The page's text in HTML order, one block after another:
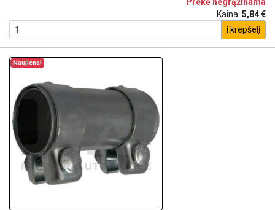
Kaina: 5,84 €
į krepšelį
Naujiena!